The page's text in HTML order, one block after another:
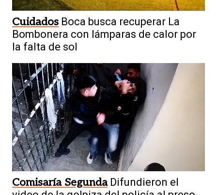
Cuidados Boca busca recuperar La
Bombonera con lámparas de calor por
la falta de sol
Comisaría Segunda Difundieron el